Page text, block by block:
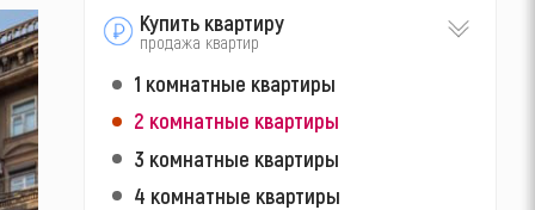
Купить квартиру
продажа квартир
1 комнатные квартиры
2 комнатные квартиры
3 комнатные квартиры
4 комнатные квартиры